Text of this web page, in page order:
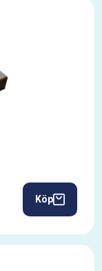
Köp